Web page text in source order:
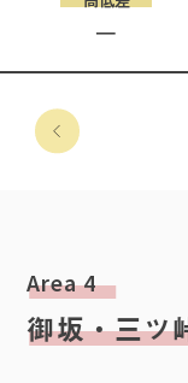
─
Area 4
御坂・三ツ